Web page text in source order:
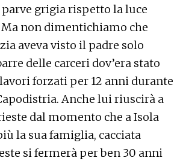
grigia rispetto la luce
Ma non dimentichiamo che
aveva visto il padre solo
delle carceri dov’era stato
forzati per 12 anni durante
Anche lui riuscirà a
dal momento che a Isola
la sua famiglia, cacciata
si fermerà per ben 30 anni